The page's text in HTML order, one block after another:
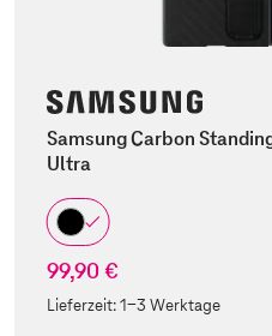
Samsung Carbon
Ultra
99,90 €
Lieferzeit:1-3 Werktage